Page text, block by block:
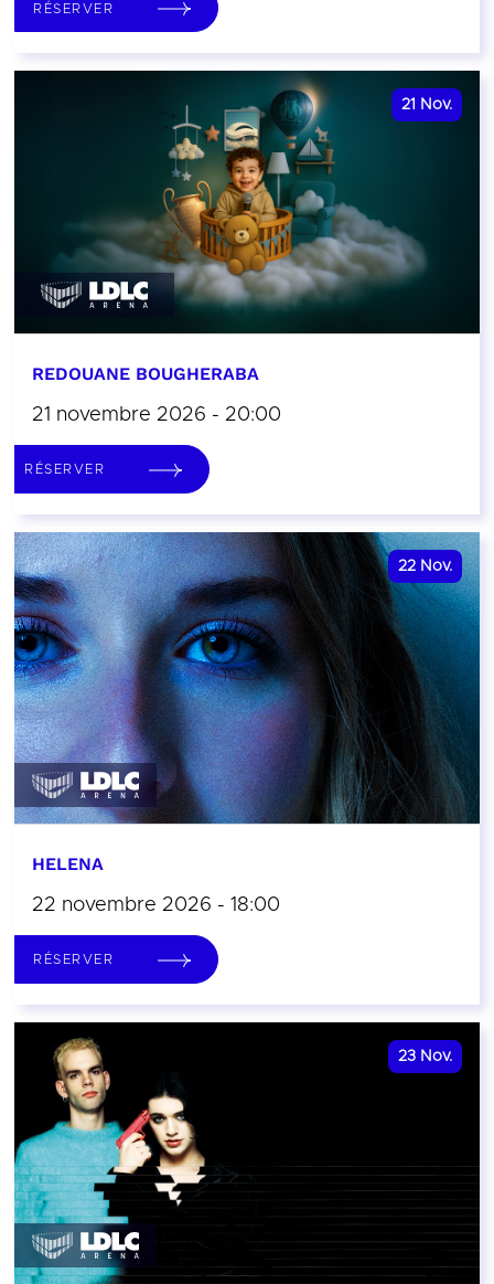
RÉSERVER
21 Nov.
REDOUANE BOUGHERABA
21 novembre 2026 - 20:00
RÉSERVER
22 Nov.
HELENA
22 novembre 2026 - 18:00
RÉSERVER
23 Nov.